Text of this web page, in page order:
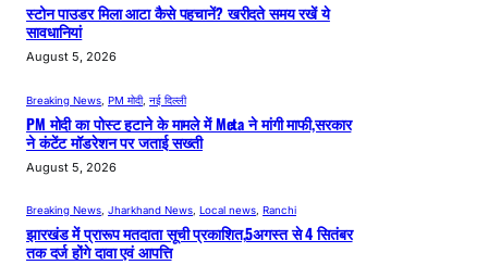
स्टोन पाउडर मिला आटा कैसे पहचानें? खरीदते समय रखें ये
सावधानियां
August 5, 2026
Breaking News PM मोदी, नई दिल्ली
PM मोदी का पोस्ट हटाने के मामले में Meta ने मांगी माफी,सरकार
ने कंटेंट मॉडरेशन पर जताई सख्ती
August 5, 2026
Breaking News, Jharkhand News, Local news, Ranchi
झारखंड में प्रारूप मतदाता सूची प्रकाशित,5अगस्त से 4 सितंबर
तक दर्ज होंगे दावा एवं आपत्ति